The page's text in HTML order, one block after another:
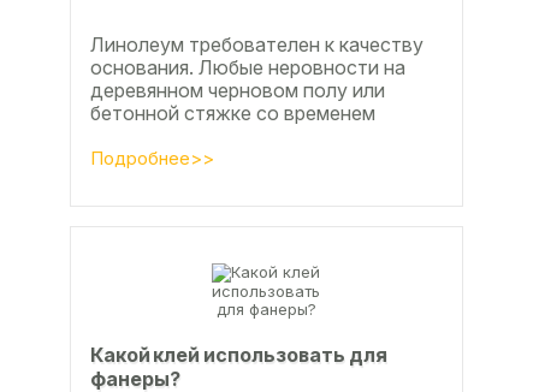
Линолеум требователен к качеству
основания. Любые неровности на
деревянном черновом полу или
бетонной стяжке со временем
Подробнее>>
Какой клей использовать для
фанеры?